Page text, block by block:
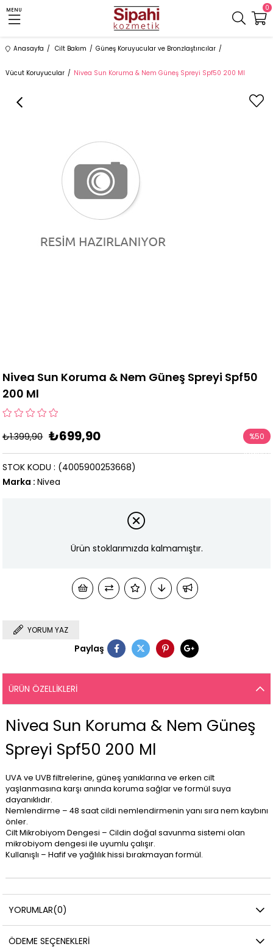
MENU 0
Anasayfa Cilt Bakım Güneş Koruyucular ve Bronzlaştırıcılar
Vücut Koruyucular Nivea Sun Koruma & Nem Güneş Spreyi Spf50 200 Ml
Nivea Sun Koruma & Nem Güneş Spreyi Spf50
200 Ml
₺1.399,90 ₺699,90 %50
İndirim
STOK KODU
(4005900253668)
Marka : Nivea
Ürün stoklarımızda kalmamıştır.
YORUM YAZ
Paylaş
ÜRÜN ÖZELLIKLERI
Nivea Sun Koruma & Nem Güneş
Spreyi Spf50 200 Ml
UVA ve UVB filtrelerine, güneş yanıklarına ve erken cilt
yaşlanmasına karşı anında koruma sağlar ve formül suya
dayanıklıdır.
Nemlendirme – 48 saat cildi nemlendirmenin yanı sıra nem kaybını
önler.
Cilt Mikrobiyom Dengesi – Cildin doğal savunma sistemi olan
mikrobiyom dengesi ile uyumlu çalışır.
Kullanışlı – Hafif ve yağlılık hissi bırakmayan formül.
YORUMLAR(0)
ÖDEME SEÇENEKLERI